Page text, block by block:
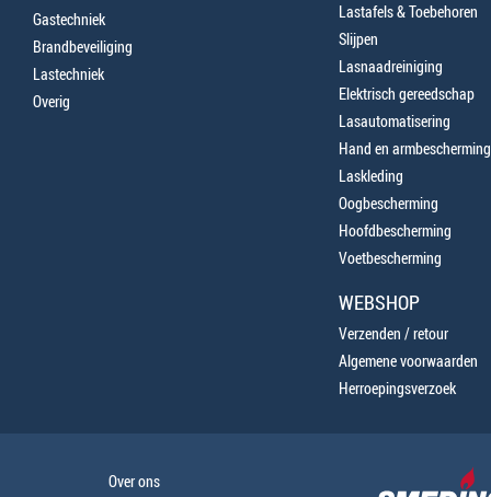
Gastechniek
Brandbeveiliging
Lastechniek
Overig
Lastafels & Toebehoren
Slijpen
Lasnaadreiniging
Elektrisch gereedschap
Lasautomatisering
Hand en armbescherming
Laskleding
Oogbescherming
Hoofdbescherming
Voetbescherming
WEBSHOP
Verzenden / retour
Algemene voorwaarden
Herroepingsverzoek
Over ons